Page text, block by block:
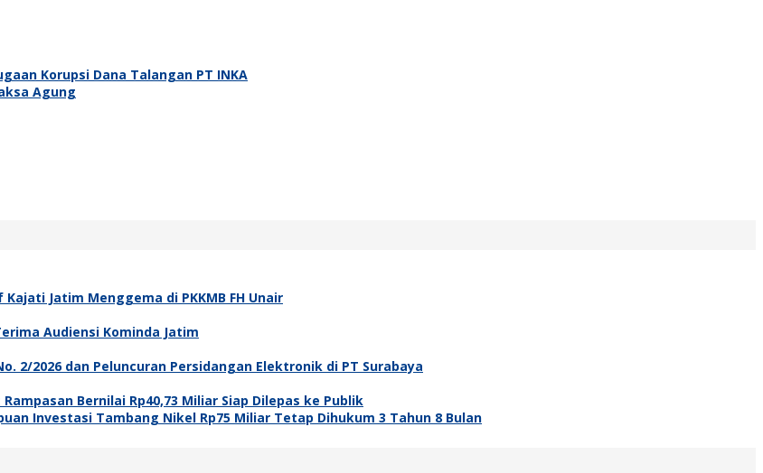
Korupsi Dana Talangan PT INKA
Agung
Jatim Menggema di PKKMB FH Unair
Audiensi Kominda Jatim
2/2026 dan Peluncuran Persidangan Elektronik di PT Surabaya
Bernilai Rp40,73 Miliar Siap Dilepas ke Publik
Investasi Tambang Nikel Rp75 Miliar Tetap Dihukum 3 Tahun 8 Bulan